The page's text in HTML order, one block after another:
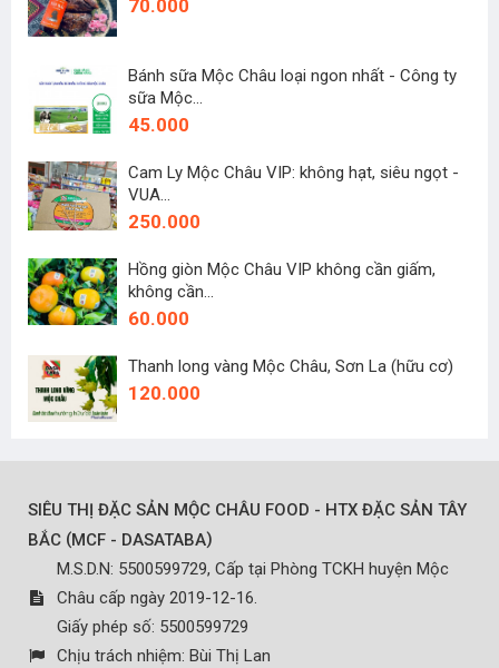
70.000
Bánh sữa Mộc Châu loại ngon nhất - Công ty
sữa Mộc...
45.000
Cam Ly Mộc Châu VIP: không hạt, siêu ngọt -
VUA...
250.000
Hồng giòn Mộc Châu VIP không cần giấm,
không cần...
60.000
Thanh long vàng Mộc Châu, Sơn La (hữu cơ)
120.000
SIÊU THỊ ĐẶC SẢN MỘC CHÂU FOOD - HTX ĐẶC SẢN TÂY
BẮC (MCF - DASATABA)
M.S.D.N: 5500599729, Cấp tại Phòng TCKH huyện Mộc
Châu cấp ngày 2019-12-16.
Giấy phép số: 5500599729
Chịu trách nhiệm: Bùi Thị Lan